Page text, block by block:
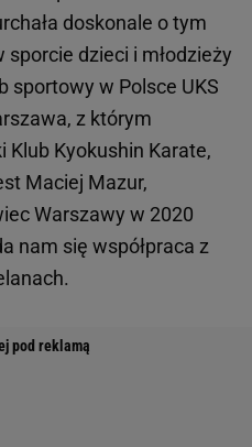
doskonale o tym
sporcie dzieci i młodzieży
sportowy w Polsce UKS
z którym
Klub Kyokushin Karate,
Maciej Mazur,
Warszawy w 2020
nam się współpraca z